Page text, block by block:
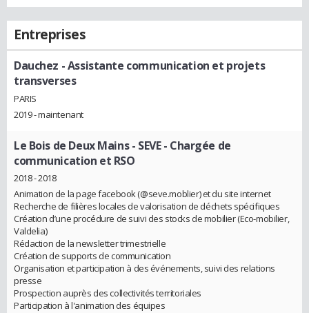
Entreprises
Dauchez - Assistante communication et projets
transverses
PARIS
2019 - maintenant
Le Bois de Deux Mains - SEVE- Chargée de
communication et RSO
2018 - 2018
Animation de la page facebook (@seve.moblier) et du site internet
Recherche de filières locales de valorisation de déchets spécifiques
Création d’une procédure de suivi des stocks de mobilier (Eco-mobilier,
Valdelia)
Rédaction de la newsletter trimestrielle
Création de supports de communication
Organisation et participation à des événements, suivi des relations
presse
Prospection auprès des collectivités territoriales
Participation à l'animation des équipes